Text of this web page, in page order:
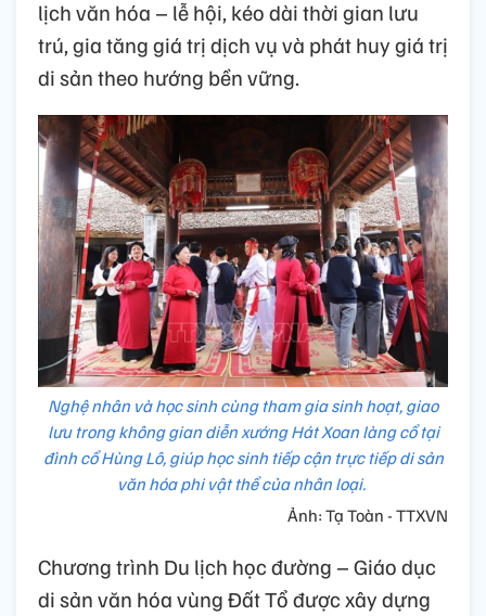
lịch văn hóa – lễ hội, kéo dài thời gian lưu
trú, gia tăng giá trị dịch vụ và phát huy giá trị
di sản theo hướng bền vững.
Nghệ nhân và học sinh cùng tham gia sinh hoạt, giao
lưu trong không gian diễn xướng Hát Xoan làng cổ tại
đình cổ Hùng Lô, giúp học sinh tiếp cận trực tiếp di sản
văn hóa phi vật thể của nhân loại.
Ảnh: Tạ Toàn - TTXVN
Chương trình Du lịch học đường – Giáo dục
di sản văn hóa vùng Đất Tổ được xây dựng